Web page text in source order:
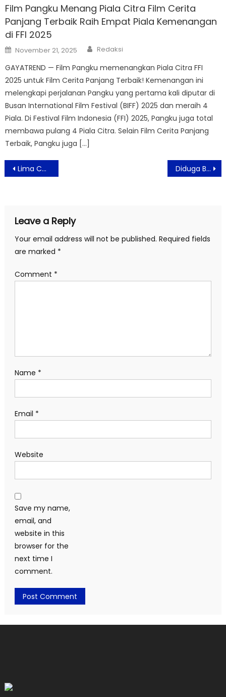
Film Pangku Menang Piala Citra Film Cerita
Panjang Terbaik Raih Empat Piala Kemenangan
di FFI 2025
Posted
on
November 21, 2025 Author
Redaksi
GAYATREND — Film Pangku memenangkan Piala Citra FFI
2025 untuk Film Cerita Panjang Terbaik! Kemenangan ini
melengkapi perjalanan Pangku yang pertama kali diputar di
Busan International Film Festival (BIFF) 2025 dan meraih 4
Piala. Di Festival Film Indonesia (FFI) 2025, Pangku juga total
membawa pulang 4 Piala Citra. Selain Film Cerita Panjang
Terbaik, Pangku juga […]
Post
navigation
Lima Cookies Premium yang Legit Manis Cocok Buat Ngemil Diduga Bertindak Tidak Adil, Hakim Pengadilan Pajak Akan Dilaporkan
Leave a Reply
Your email address will not be published. Required fields
are marked *
Comment *
Name *
Email *
Website
Save my name,
email, and
website in this
browser for the
next time I
comment.